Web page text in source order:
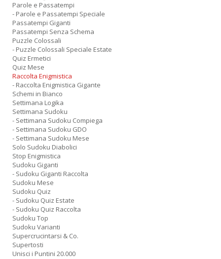
Parole e Passatempi
- Parole e Passatempi Speciale
Passatempi Giganti
Passatempi Senza Schema
Puzzle Colossali
- Puzzle Colossali Speciale Estate
Quiz Ermetici
Quiz Mese
Raccolta Enigmistica
- Raccolta Enigmistica Gigante
Schemi in Bianco
Settimana Logika
Settimana Sudoku
- Settimana Sudoku Compiega
- Settimana Sudoku GDO
- Settimana Sudoku Mese
Solo Sudoku Diabolici
Stop Enigmistica
Sudoku Giganti
- Sudoku Giganti Raccolta
Sudoku Mese
Sudoku Quiz
- Sudoku Quiz Estate
- Sudoku Quiz Raccolta
Sudoku Top
Sudoku Varianti
Supercrucintarsi & Co.
Supertosti
Unisci i Puntini 20.000